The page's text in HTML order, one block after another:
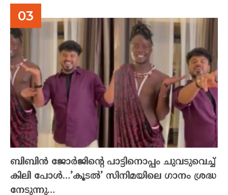
ബിബിൻ ജോർജിന്റെ പാട്ടിനൊപ്പം ചുവടുവെച്ച്
കിലി പോൾ…’കൂടൽ’ സിനിമയിലെ ഗാനം ശ്രദ്ധ
നേടുന്നു…